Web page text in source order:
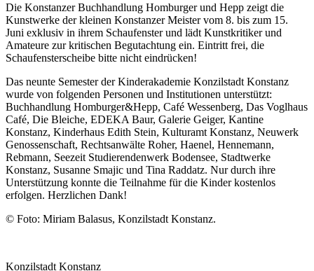
Die Konstanzer Buchhandlung Homburger und Hepp zeigt die
Kunstwerke der kleinen Konstanzer Meister vom 8. bis zum 15.
Juni exklusiv in ihrem Schaufenster und lädt Kunstkritiker und
Amateure zur kritischen Begutachtung ein. Eintritt frei, die
Schaufensterscheibe bitte nicht eindrücken!
Das neunte Semester der Kinderakademie Konzilstadt Konstanz
wurde von folgenden Personen und Institutionen unterstützt:
Buchhandlung Homburger&Hepp, Café Wessenberg, Das Voglhaus
Café, Die Bleiche, EDEKA Baur, Galerie Geiger, Kantine
Konstanz, Kinderhaus Edith Stein, Kulturamt Konstanz, Neuwerk
Genossenschaft, Rechtsanwälte Roher, Haenel, Hennemann,
Rebmann, Seezeit Studierendenwerk Bodensee, Stadtwerke
Konstanz, Susanne Smajic und Tina Raddatz. Nur durch ihre
Unterstützung konnte die Teilnahme für die Kinder kostenlos
erfolgen. Herzlichen Dank!
© Foto: Miriam Balasus, Konzilstadt Konstanz.
Konzilstadt Konstanz